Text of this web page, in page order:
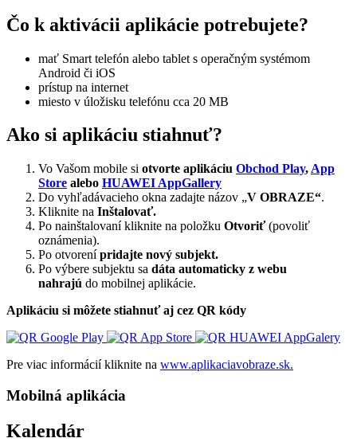
Čo k aktivácii aplikácie potrebujete?
mať Smart telefón alebo tablet s operačným systémom
Android či iOS
prístup na internet
miesto v úložisku telefónu cca 20 MB
Ako si aplikáciu stiahnuť?
Vo Vašom mobile si otvorte aplikáciu Obchod Play, App
Store alebo HUAWEI AppGallery
Do vyhľadávacieho okna zadajte názov „V OBRAZE“.
Kliknite na Inštalovať.
Po nainštalovaní kliknite na položku Otvoriť(povoliť
oznámenia).
Po otvorenípridajte nový subjekt.
Po výbere subjektu sa dáta automaticky z webu
nahrajú do mobilnej aplikácie.
Aplikáciu si môžete stiahnuť aj cez QR kódy
Pre viac informácií kliknite na www.aplikaciavobraze.sk.
Mobilná aplikácia
Kalendár